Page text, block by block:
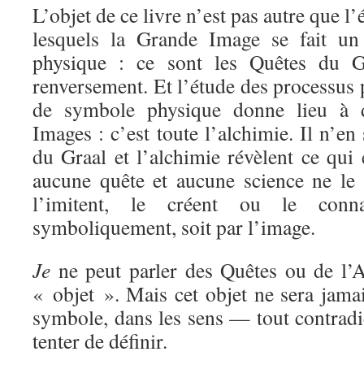
L’objet de ce livre n’est pas autre que
lesquels la Grande Image se fait
physique : ce sont les Quêtes du
renversement. Et l’étude des
de symbole physique donne lieu à
Images : c’est toute l’alchimie. Il
du Graal et l’alchimie révèlent ce
aucune quête et aucune science ne
l’imitent, le créent ou le
symboliquement, soit par l’image.
Je ne peut parler des Quêtes ou de
« objet ». Mais cet objet ne sera
symbole, dans les sens — tout
tenter de définir.